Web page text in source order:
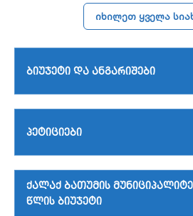
ბიუჯეტი და ანგარიშები
პეტიციები
ქალაქ ბათუმის
წლის ბიუჯეტი
იხილეთ ყველა